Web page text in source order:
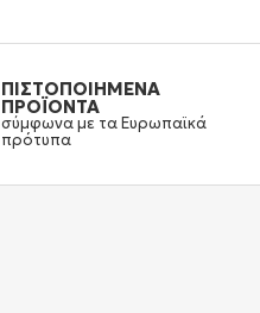
ΠΙΣΤΟΠΟΙΗΜΕΝΑ
ΠΡΟΪΟΝΤΑ
σύμφωνα με τα Ευρωπαϊκά
πρότυπα